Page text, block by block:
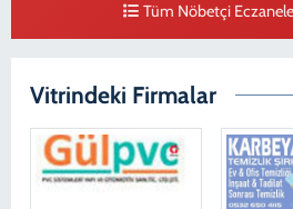
Saglık Eczanesi
SIRAKAPILAR MAH. ŞEHİT ALBAY
Tüm Nöbetçi
Vitrindeki Firmalar